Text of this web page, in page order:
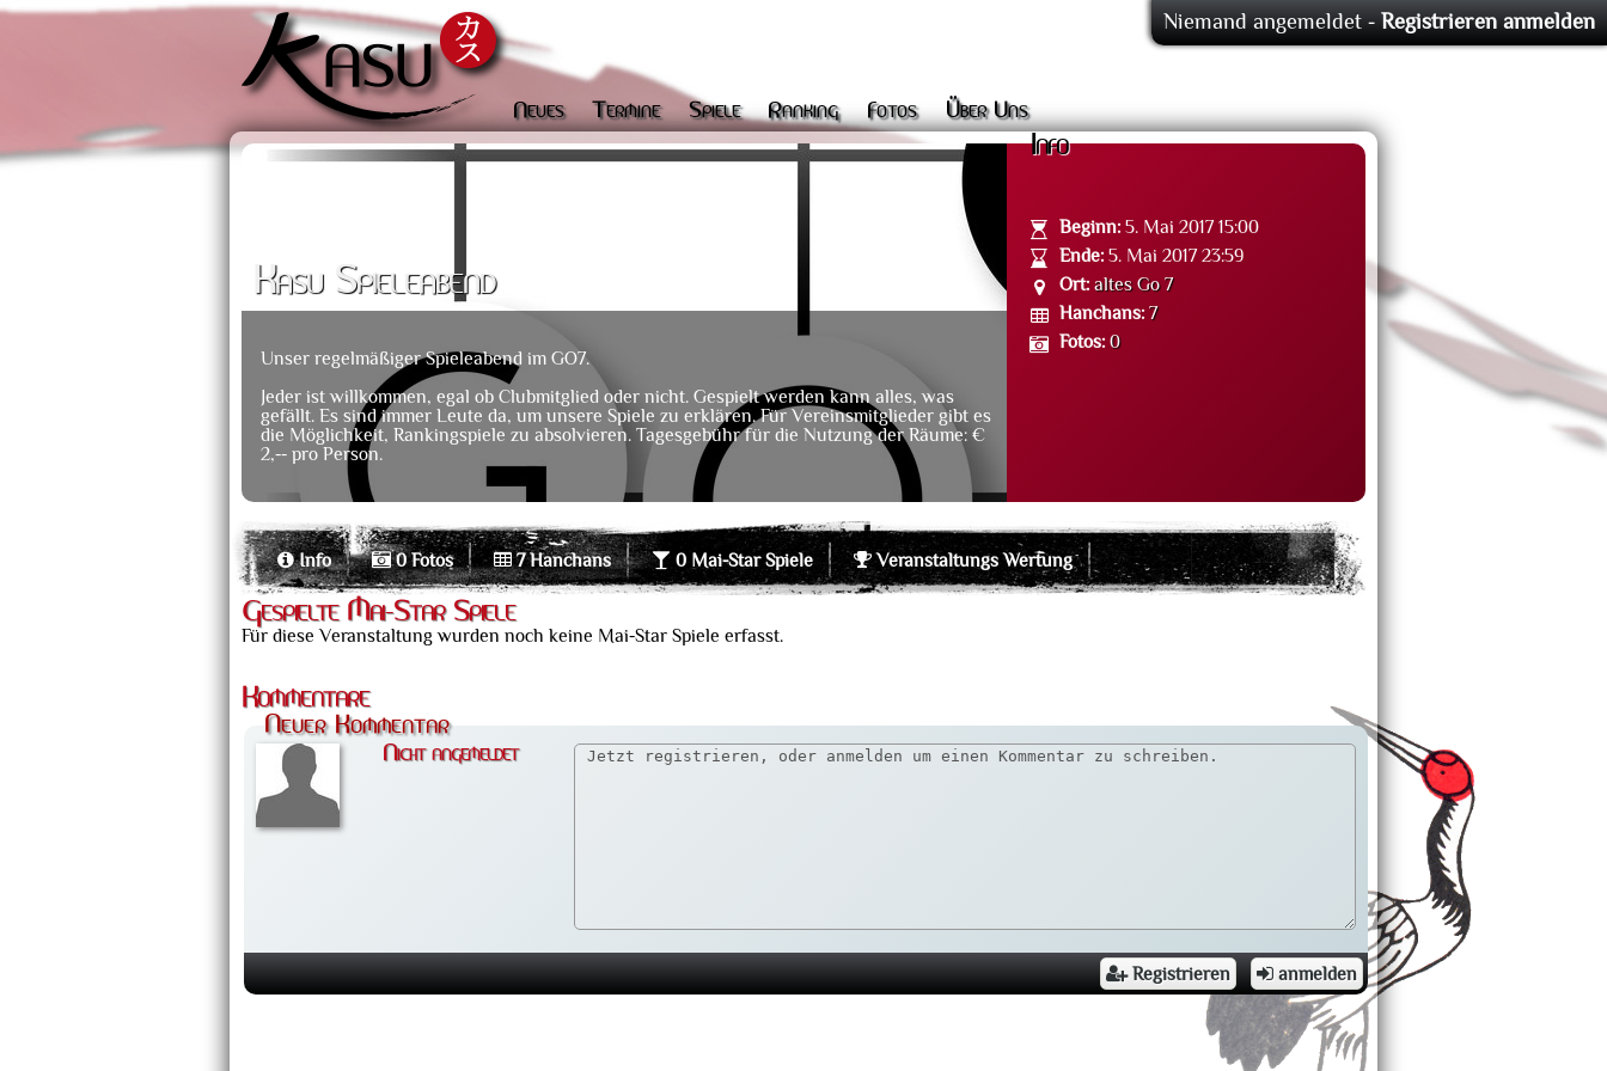
Neues Termine Spiele Ranking Fotos Über Uns
Info
Beginn: 5. Mai 2017 15:00
Ende: 5. Mai 2017 23:59
Ort: altes Go 7
Hanchans: 7
Fotos: 0
Kasu Spieleabend
Unser regelmäßiger Spieleabend im GO7.
Jeder ist willkommen, egal ob Clubmitglied oder nicht. Gespielt werden kann alles, was
gefällt. Es sind immer Leute da, um unsere Spiele zu erklären. Für Vereinsmitglieder gibt es
die Möglichkeit, Rankingspiele zu absolvieren. Tagesgebühr für die Nutzung der Räume: €
2,-- pro Person.
Info 0 Fotos 7 Hanchans 0 Mai-Star Spiele Veranstaltungs Wertung
Gespielte Mai-Star Spiele
Für diese Veranstaltung wurden noch keine Mai-Star Spiele erfasst.
Kommentare
Neuer Kommentar
Nicht angemeldet
Registrieren anmelden
Niemand angemeldet -Registrieren anmelden